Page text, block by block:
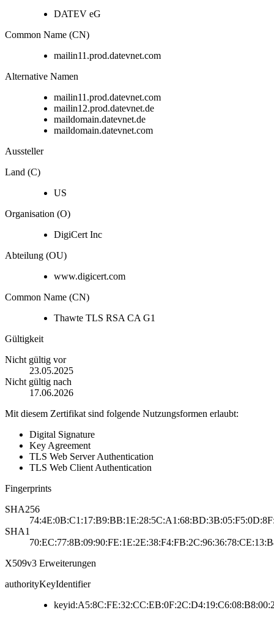
DATEV eG
Common Name (CN)
mailin11.prod.datevnet.com
Alternative Namen
mailin11.prod.datevnet.com
mailin12.prod.datevnet.de
maildomain.datevnet.de
maildomain.datevnet.com
Aussteller
Land (C)
US
Organisation (O)
DigiCert Inc
Abteilung (OU)
www.digicert.com
Common Name (CN)
Thawte TLS RSA CA G1
Gültigkeit
Nicht gültig vor
23.05.2025
Nicht gültig nach
17.06.2026
Mit diesem Zertifikat sind folgende Nutzungsformen erlaubt:
Digital Signature
Key Agreement
TLS Web Server Authentication
TLS Web Client Authentication
Fingerprints
SHA256
SHA1
X509v3 Erweiterungen
authorityKeyIdentifier